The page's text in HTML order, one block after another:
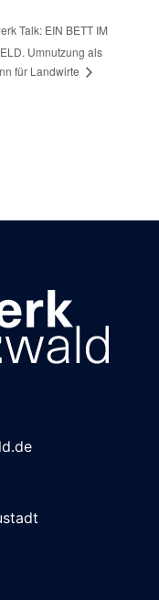
Talk: EIN BETT IM
Umnutzung als
für Landwirte